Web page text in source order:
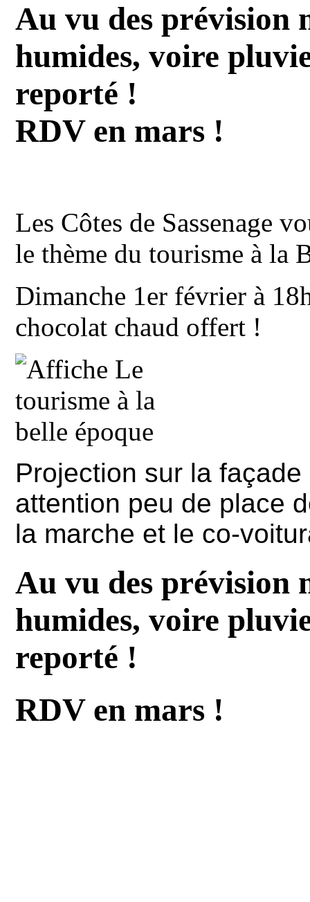
Au vu des prévision
humides, voire
reporté !
RDV en mars !
Les Côtes de Sassenage
le thème du tourisme à la
Dimanche 1er février à
chocolat chaud offert !
Projection sur la façade
attention peu de place
la marche et le co-
Au vu des prévision
humides, voire
reporté !
RDV en mars !